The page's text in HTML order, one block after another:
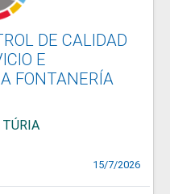
DE CALIDAD
E
FONTANERÍA
15/7/2026